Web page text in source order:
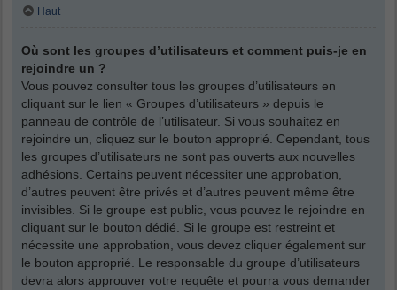
Haut
Où sont les groupes d’utilisateurs et comment puis-je en
rejoindre un ?
Vous pouvez consulter tous les groupes d’utilisateurs en
cliquant sur le lien « Groupes d’utilisateurs » depuis le
panneau de contrôle de l’utilisateur. Si vous souhaitez en
rejoindre un, cliquez sur le bouton approprié. Cependant, tous
les groupes d’utilisateurs ne sont pas ouverts aux nouvelles
adhésions. Certains peuvent nécessiter une approbation,
d’autres peuvent être privés et d’autres peuvent même être
invisibles. Si le groupe est public, vous pouvez le rejoindre en
cliquant sur le bouton dédié. Si le groupe est restreint et
nécessite une approbation, vous devez cliquer également sur
le bouton approprié. Le responsable du groupe d’utilisateurs
devra alors approuver votre requête et pourra vous demander